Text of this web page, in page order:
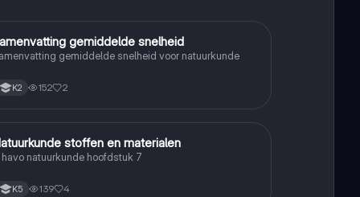
Natuurkunde gemiddelde snelheid
gemiddelde snelheid voor natuurkunde
K2 152 2
Natuurkunde stoffen en materialen
havo natuurkunde hoofdstuk 7
K5 139 4